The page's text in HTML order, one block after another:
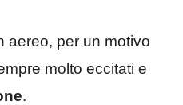
aereo, per un motivo
molto eccitati e
.